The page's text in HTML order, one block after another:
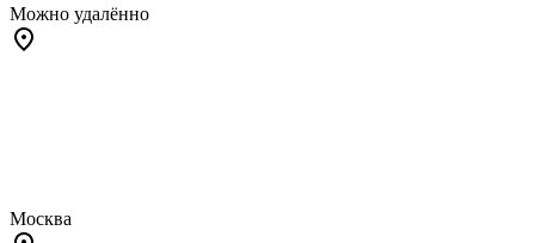
Можно удалённо
Москва